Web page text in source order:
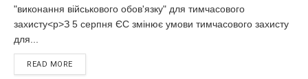
"виконання військового обов'язку" для тимчасового
захисту<p>З 5 серпня ЄС змінює умови тимчасового захисту
для...
READ MORE